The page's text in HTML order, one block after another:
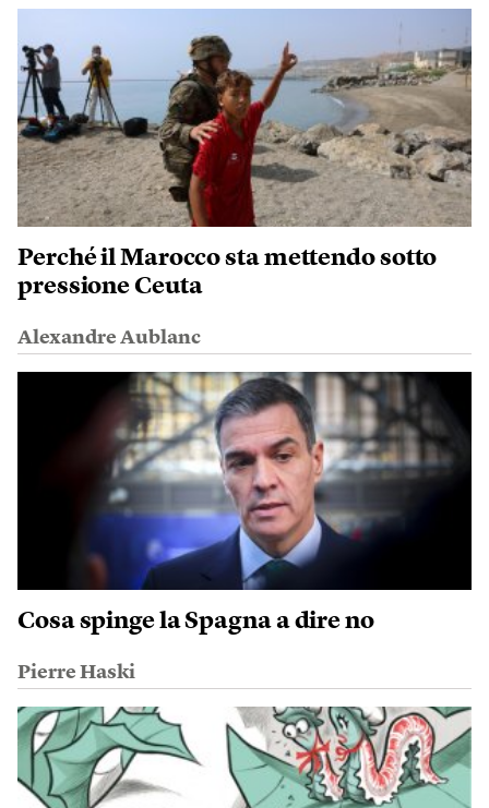
Perché il Marocco sta mettendo sotto
pressione Ceuta
Alexandre Aublanc
Cosa spinge la Spagna a dire no
Pierre Haski